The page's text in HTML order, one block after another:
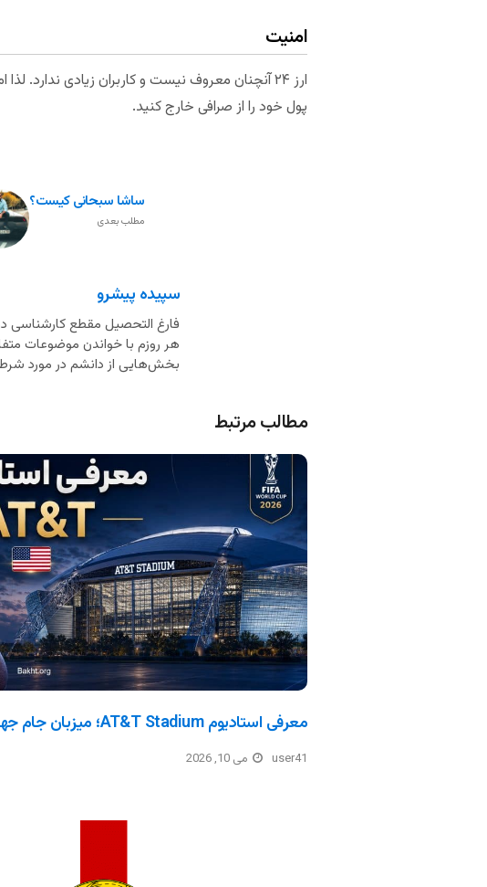
امنیت
ارز ۲۴ آنچنان معروف نیست و کاربران زیادی
پول خود را از صرافی خارج کنید.
ساشا سبحانی کیست؟
مطلب بعدی
سپیده پیشرو
فارغ التحصیل مقطع کارشناسی
هر روزم با خواندن موضوعات
بخش‌هایی از دانشم در مورد شرط
مطالب مرتبط
معرفی استادیوم AT&T Stadium؛ میزبان جام جهانی 2026
user41 می 10, 2026